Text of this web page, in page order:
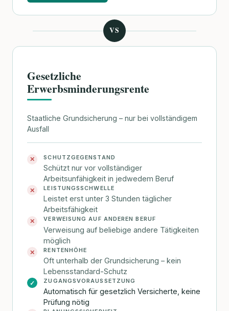
VS
Gesetzliche
Erwerbsminderungsrente
Staatliche Grundsicherung – nur bei vollständigem
Ausfall
✕ SCHUTZGEGENSTAND
Schützt nur vor vollständiger
Arbeitsunfähigkeit in jedwedem Beruf
✕ LEISTUNGSSCHWELLE
Leistet erst unter 3 Stunden täglicher
Arbeitsfähigkeit
✕ VERWEISUNG AUF ANDEREN BERUF
Verweisung auf beliebige andere Tätigkeiten
möglich
✕ RENTENHÖHE
Oft unterhalb der Grundsicherung – kein
Lebensstandard-Schutz
✓ ZUGANGSVORAUSSETZUNG
Automatisch für gesetzlich Versicherte, keine
Prüfung nötig